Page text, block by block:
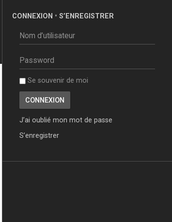
CONNEXION • S’ENREGISTRER
Se souvenir de moi
J’ai oublié mon mot de passe
S’enregistrer